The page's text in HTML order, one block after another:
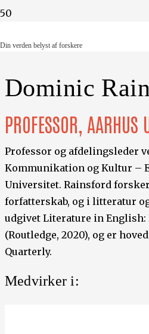
Din verden belyst af forskere
Dominic
PROFESSOR, AARHUS
Professor og afdelingsleder
Kommunikation og Kultur –
Universitet. Rainsford
forfatterskab, og i litteratur
udgivet Literature in English:
(Routledge, 2020), og er
Quarterly.
Medvirker i: